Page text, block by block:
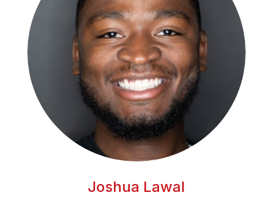
Joshua Lawal